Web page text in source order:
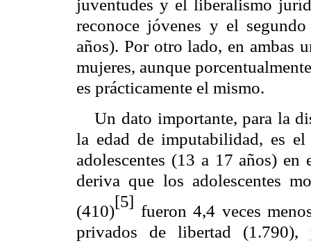
juventudes y el liberalismo
reconoce jóvenes y el
años). Por otro lado, en ambas
mujeres, aunque
es prácticamente el mismo.
Un dato importante, para la
la edad de imputabilidad, es
adolescentes (13 a 17 años) en
deriva que los adolescentes
(410)
[5]
fueron 4,4 veces
privados de libertad